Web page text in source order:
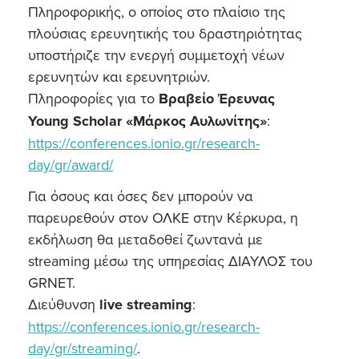
Πληροφορικής, ο οποίος στο πλαίσιο της
πλούσιας ερευνητικής του δραστηριότητας
υποστήριζε την ενεργή συμμετοχή νέων
ερευνητών και ερευνητριών.
Πληροφορίες για το Βραβείο Έρευνας
Young Scholar «Μάρκος Αυλωνίτης»:
https://conferences.ionio.gr/research-
day/gr/award/
Για όσους και όσες δεν μπορούν να
παρευρεθούν στον ΟΛΚΕ στην Κέρκυρα, η
εκδήλωση θα μεταδοθεί ζωντανά με
streaming μέσω της υπηρεσίας ΔΙΑΥΛΟΣ του
GRNET.
Διεύθυνση live streaming:
https://conferences.ionio.gr/research-
day/gr/streaming/.